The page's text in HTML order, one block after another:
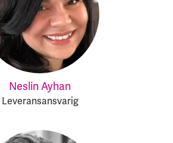
Neslin Ayhan
Leveransansvarig